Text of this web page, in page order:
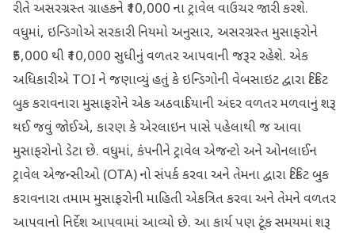
રીતે અસરગ્રસ્ત ગ્રાહકને ₹10,000 ના ટ્રાવેલ વાઉચર જારી કરશે.
વધુમાં, ઇન્ડિગોએ સરકારી નિયમો અનુસાર, અસરગ્રસ્ત મુસાફરોને
₹5,000 થી ₹10,000 સુધીનું વળતર આપવાની જરૂર રહેશે. એક
અધિકારીએ TOI ને જણાવ્યું હતું કે ઇન્ડિગોની વેબસાઇટ દ્વારા ટિકિટ
બુક કરાવનારા મુસાફરોને એક અઠવાડિયાની અંદર વળતર મળવાનું શરૂ
થઈ જવું જોઈએ, કારણ કે એરલાઇન પાસે પહેલાથી જ આવા
મુસાફરોનો ડેટા છે. વધુમાં, કંપનીને ટ્રાવેલ એજન્ટો અને ઓનલાઈન
ટ્રાવેલ એજન્સીઓ (OTA) નો સંપર્ક કરવા અને તેમના દ્વારા ટિકિટ બુક
કરાવનારા તમામ મુસાફરોની માહિતી એકત્રિત કરવા અને તેમને વળતર
આપવાનો નિર્દેશ આપવામાં આવ્યો છે. આ કાર્ય પણ ટૂંક સમયમાં શરૂ